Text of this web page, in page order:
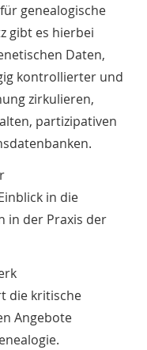
genealogische
gibt es hierbei
Daten,
kontrollierter und
zirkulieren,
partizipativen
in die
in der Praxis der
die kritische
Angebote